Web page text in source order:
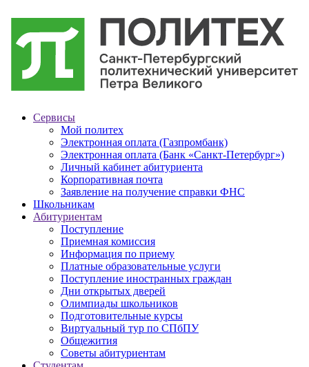
Сервисы
Мой политех
Электронная оплата (Газпромбанк)
Электронная оплата (Банк «Санкт-Петербург»)
Личный кабинет абитуриента
Корпоративная почта
Заявление на получение справки ФНС
Школьникам
Абитуриентам
Поступление
Приемная комиссия
Информация по приему
Платные образовательные услуги
Поступление иностранных граждан
Дни открытых дверей
Олимпиады школьников
Подготовительные курсы
Виртуальный тур по СПбПУ
Общежития
Советы абитуриентам